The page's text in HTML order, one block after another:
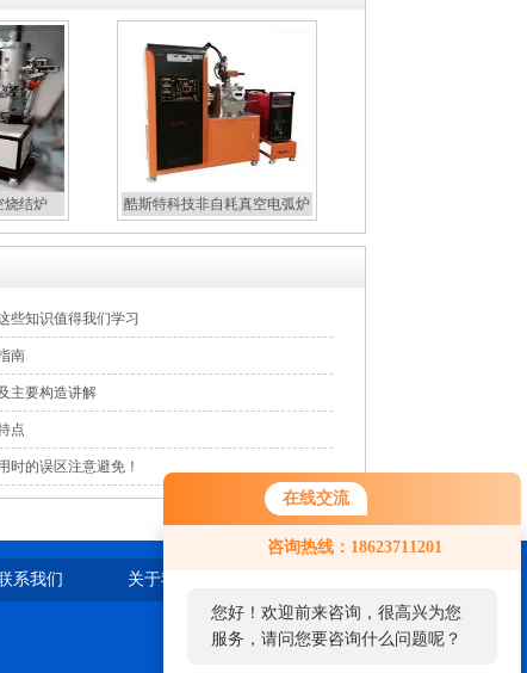
在线交流
咨询热线：18623711201
您好！欢迎前来咨询，很高兴为您
服务，请问您要咨询什么问题呢？
您好，看您停留很久了，是否找到
了需求产品，您可以直接在线与我
烧结炉 酷斯特科技非自耗真空电弧炉
些知识值得我们学习
南
主要构造讲解
点
时的误区注意避免！
系我们 关于我们